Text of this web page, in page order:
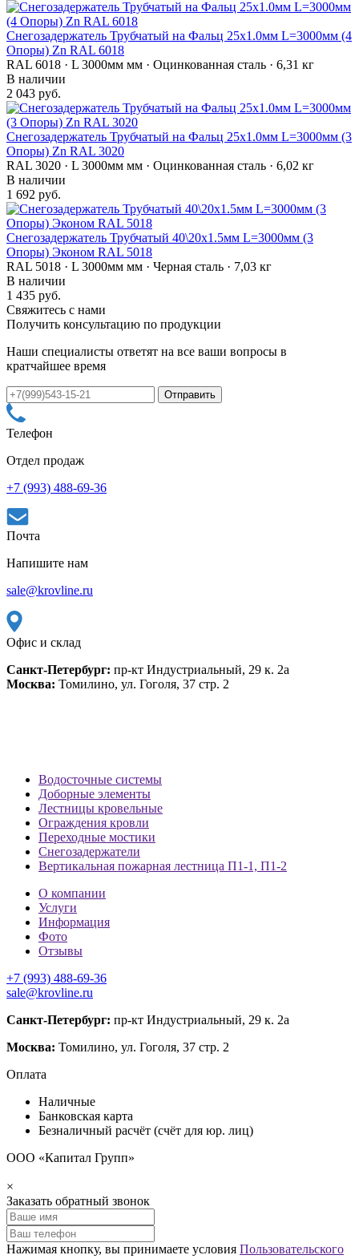
Снегозадержатель Трубчатый на Фальц 25х1.0мм L=3000мм (4
Опоры) Zn RAL 6018
RAL 6018 · L 3000мм мм · Оцинкованная сталь · 6,31 кг
В наличии
2 043 руб.
Снегозадержатель Трубчатый на Фальц 25х1.0мм L=3000мм (3
Опоры) Zn RAL 3020
RAL 3020 · L 3000мм мм · Оцинкованная сталь · 6,02 кг
В наличии
1 692 руб.
Снегозадержатель Трубчатый 40\20х1.5мм L=3000мм (3
Опоры) Эконом RAL 5018
RAL 5018 · L 3000мм мм · Черная сталь · 7,03 кг
В наличии
1 435 руб.
Свяжитесь с нами
Получить консультацию по продукции
Наши специалисты ответят на все ваши вопросы в
кратчайшее время
Телефон
Отдел продаж
+7 (993) 488-69-36
Почта
Напишите нам
sale@krovline.ru
Офис и склад
Санкт-Петербург: пр-кт Индустриальный, 29 к. 2а
Москва: Томилино, ул. Гоголя, 37 стр. 2
Водосточные системы
Доборные элементы
Лестницы кровельные
Ограждения кровли
Переходные мостики
Снегозадержатели
Вертикальная пожарная лестница П1-1, П1-2
О компании
Услуги
Информация
Фото
Отзывы
+7 (993) 488-69-36
sale@krovline.ru
Санкт-Петербург: пр-кт Индустриальный, 29 к. 2а
Москва: Томилино, ул. Гоголя, 37 стр. 2
Оплата
Наличные
Банковская карта
Безналичный расчёт (счёт для юр. лиц)
ООО «Капитал Групп»
×
Заказать обратный звонок
Нажимая кнопку, вы принимаете условия Пользовательского